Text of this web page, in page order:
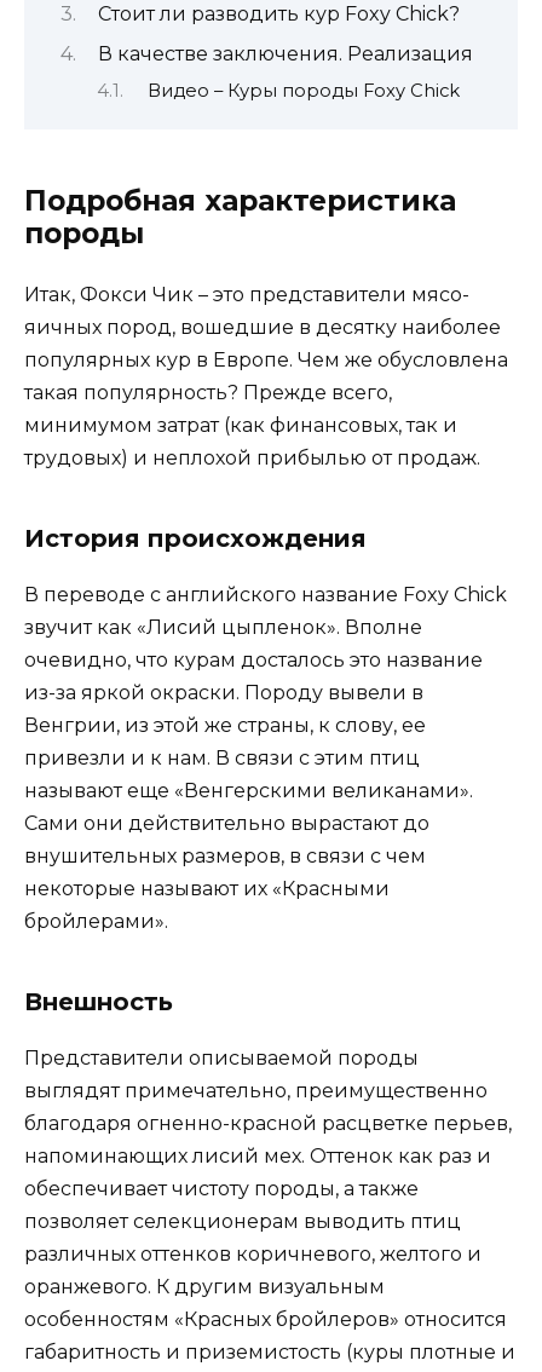
Стоит ли разводить кур Foxy Chick?
В качестве заключения. Реализация
Видео – Куры породы Foxy Chick
Подробная характеристика
породы
Итак, Фокси Чик – это представители мясо-
яичных пород, вошедшие в десятку наиболее
популярных кур в Европе. Чем же обусловлена
такая популярность? Прежде всего,
минимумом затрат (как финансовых, так и
трудовых) и неплохой прибылью от продаж.
История происхождения
В переводе с английского название Foxy Chick
звучит как «Лисий цыпленок». Вполне
очевидно, что курам досталось это название
из-за яркой окраски. Породу вывели в
Венгрии, из этой же страны, к слову, ее
привезли и к нам. В связи с этим птиц
называют еще «Венгерскими великанами».
Сами они действительно вырастают до
внушительных размеров, в связи с чем
некоторые называют их «Красными
бройлерами».
Внешность
Представители описываемой породы
выглядят примечательно, преимущественно
благодаря огненно-красной расцветке перьев,
напоминающих лисий мех. Оттенок как раз и
обеспечивает чистоту породы, а также
позволяет селекционерам выводить птиц
различных оттенков коричневого, желтого и
оранжевого. К другим визуальным
особенностям «Красных бройлеров» относится
габаритность и приземистость (куры плотные и